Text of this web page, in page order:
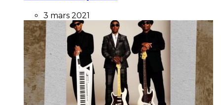
3 mars 2021